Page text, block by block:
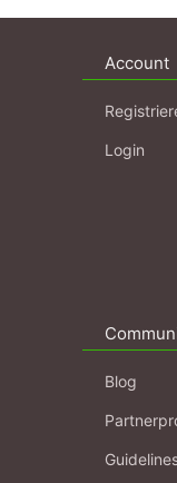
Account
Login
Blog